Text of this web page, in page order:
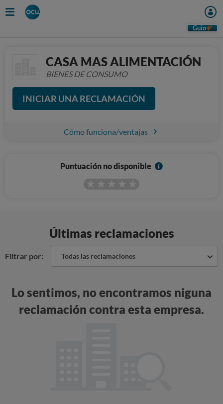
Guio
CASA MAS ALIMENTACIÓN
BIENES DE CONSUMO
INICIAR UNA RECLAMACIÓN
Cómo funciona/ventajas
Puntuación no disponible
I
Últimas reclamaciones
Filtrar por: Todas las reclamaciones
Lo sentimos, no encontramos niguna
reclamación contra esta empresa.